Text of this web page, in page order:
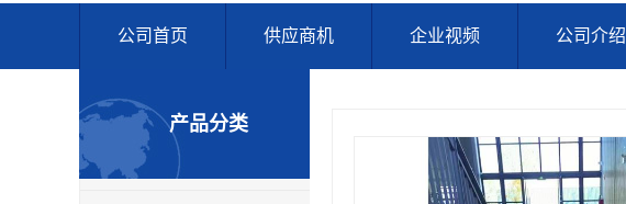
公司首页 供应商机 企业视频 公司介绍
产品分类